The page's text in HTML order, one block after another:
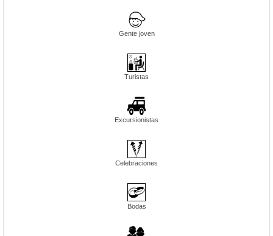
Gente joven
Turistas
Excursionistas
Celebraciones
Bodas